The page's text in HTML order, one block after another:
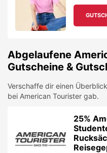
Abgelaufene
Gutscheine &
Verschaffe dir einen
bei American Tourister gab.
25%